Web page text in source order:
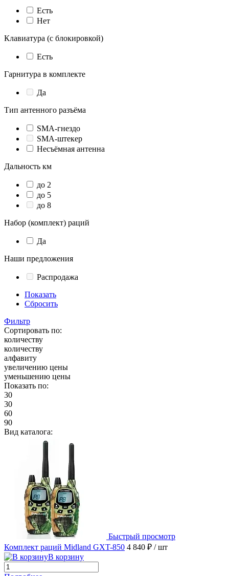
Есть
Нет
Клавиатура (с блокировкой)
Есть
Гарнитура в комплекте
Да
Тип антенного разъёма
SMA-гнездо
SMA-штекер
Несъёмная антенна
Дальность км
до 2
до 5
до 8
Набор (комплект) раций
Да
Наши предложения
Распродажа
Показать
Сбросить
Фильтр
Сортировать по:
количеству
количеству
алфавиту
увеличению цены
уменьшению цены
Показать по:
30
30
60
90
Вид каталога:
Быстрый просмотр
Комплект раций Midland GXT-850 4 840 ₽ / шт
В корзину